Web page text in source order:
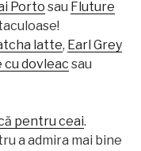
Porto sau Fluture
latte, Earl Grey
dovleac sau
pentru ceai.
a admira mai bine